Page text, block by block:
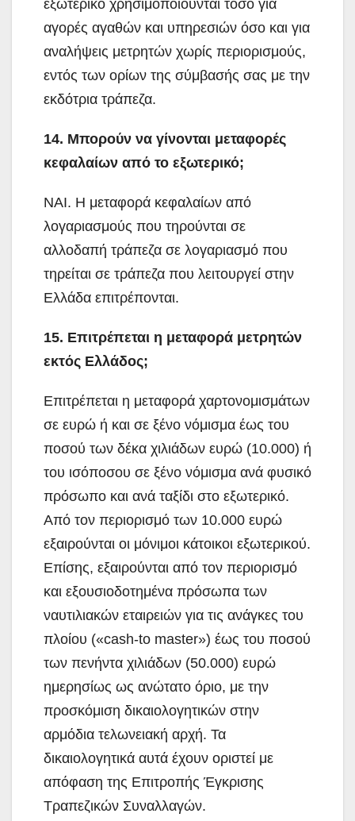
εξωτερικό χρησιμοποιούνται τόσο για
αγορές αγαθών και υπηρεσιών όσο και για
αναλήψεις μετρητών χωρίς περιορισμούς,
εντός των ορίων της σύμβασής σας με την
εκδότρια τράπεζα.
14. Μπορούν να γίνονται μεταφορές
κεφαλαίων από το εξωτερικό;
ΝΑΙ. Η μεταφορά κεφαλαίων από
λογαριασμούς που τηρούνται σε
αλλοδαπή τράπεζα σε λογαριασμό που
τηρείται σε τράπεζα που λειτουργεί στην
Ελλάδα επιτρέπονται.
15. Επιτρέπεται η μεταφορά μετρητών
εκτός Ελλάδος;
Επιτρέπεται η μεταφορά χαρτονομισμάτων
σε ευρώ ή και σε ξένο νόμισμα έως του
ποσού των δέκα χιλιάδων ευρώ (10.000) ή
του ισόποσου σε ξένο νόμισμα ανά φυσικό
πρόσωπο και ανά ταξίδι στο εξωτερικό.
Από τον περιορισμό των 10.000 ευρώ
εξαιρούνται οι μόνιμοι κάτοικοι εξωτερικού.
Επίσης, εξαιρούνται από τον περιορισμό
και εξουσιοδοτημένα πρόσωπα των
ναυτιλιακών εταιρειών για τις ανάγκες του
πλοίου («cash-to master») έως του ποσού
των πενήντα χιλιάδων (50.000) ευρώ
ημερησίως ως ανώτατο όριο, με την
προσκόμιση δικαιολογητικών στην
αρμόδια τελωνειακή αρχή. Τα
δικαιολογητικά αυτά έχουν οριστεί με
απόφαση της Επιτροπής Έγκρισης
Τραπεζικών Συναλλαγών.